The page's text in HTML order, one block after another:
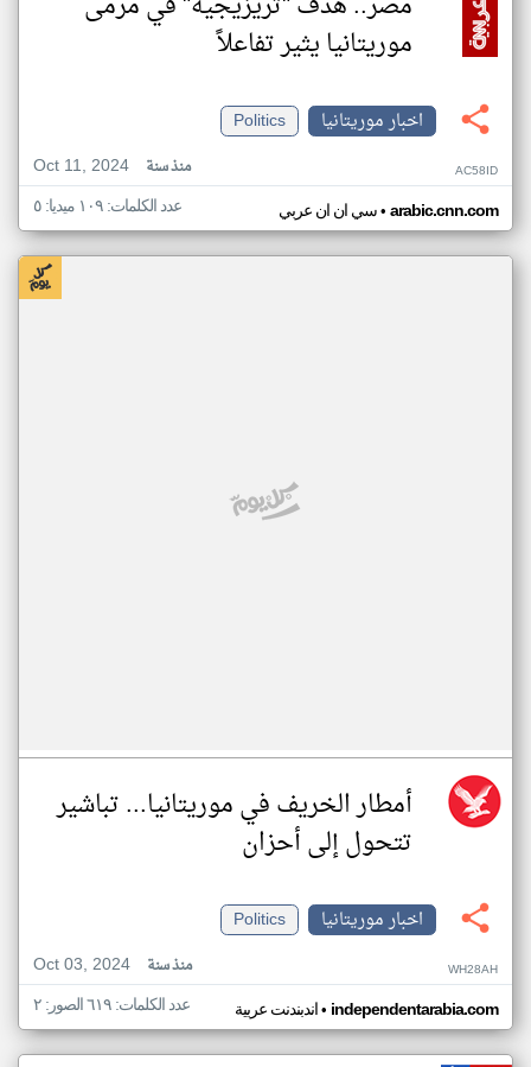
موريتانيا يثير تفاعلاً
اخبار موريتانيا
Politics
Oct 11, 2024
منذ سنة AC58ID
سي ان ان عربي• arabic.cnn.com عدد الكلمات: ١٠٩ ميديا: ٥
أمطار الخريف في موريتانيا... تباشير
تتحول إلى أحزان
اخبار موريتانيا
Politics
Oct 03, 2024
منذ سنة WH28AH
اندبندنت عربية• independentarabia.com عدد الكلمات: ٦١٩ الصور: ٢